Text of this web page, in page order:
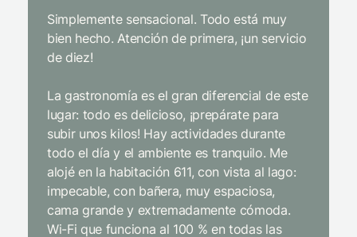
Simplemente sensacional. Todo está muy
bien hecho. Atención de primera, ¡un servicio
de diez!
La gastronomía es el gran diferencial de este
lugar: todo es delicioso, ¡prepárate para
subir unos kilos! Hay actividades durante
todo el día y el ambiente es tranquilo. Me
alojé en la habitación 611, con vista al lago:
impecable, con bañera, muy espaciosa,
cama grande y extremadamente cómoda.
Wi-Fi que funciona al 100 % en todas las